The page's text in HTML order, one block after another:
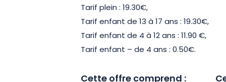
Un guide professionnel, formé à
des Ports de Strasbourg, commentera
maintenant ! Ne manquez pas cette
Tarif plein : 19.30€,
Tarif enfant de 13 à 17 ans : 19.30€,
Tarif enfant de 4 à 12 ans : 11.90 €,
Tarif enfant – de 4 ans : 0.50€.